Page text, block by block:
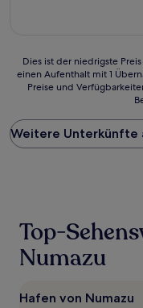
Dies
ist
Preis
pro
Nacht,
24 Stunden
einen
Aufenthalt
1 Übernachtung
Dies ist der niedrigste
einen Aufenthalt mit 1
Preise und
Weitere Unterkünfte
Top-
Numazu
Hafen von Numazu